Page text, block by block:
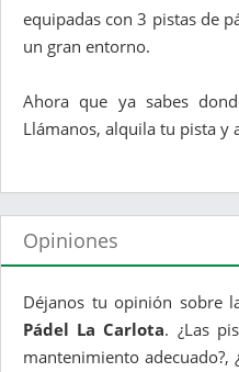
equipadas con 3 pistas de
un gran entorno.
Ahora que ya sabes
Llámanos, alquila tu pista y
Opiniones
Déjanos tu opinión sobre
Pádel La Carlota. ¿Las
mantenimiento adecuado?,